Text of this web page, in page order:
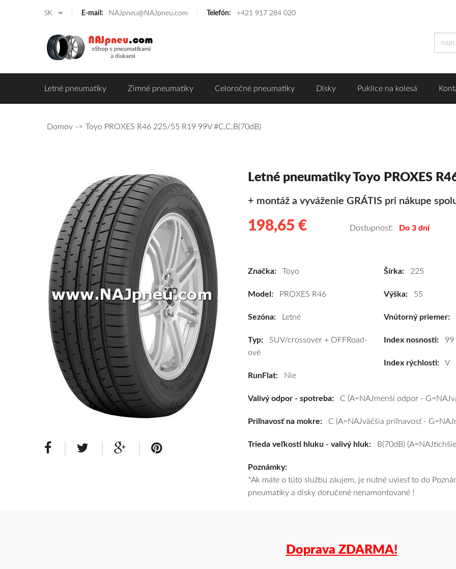
SK E-mail: NAJpneu@NAJpneu.com Telefón: +421 917 284 020
Letné pneumatiky Zimné pneumatiky Celoročné pneumatiky Disky Puklice na kolesá
Domov Toyo PROXES R46 225/55 R19 99V #C,C,B(70dB)
Letné pneumatiky Toyo PROXES
+ montáž a vyváženie GRÁTIS pri nákupe
198,65 €
Toyo
99V
#C,C,B(70dB)
za
a
k
na
Dostupnosť: Do 3 dní
Značka: Toyo
Model: PROXES R46
Sezóna: Letné
Typ: SUV/crossover + OFFRoad-
ové
RunFlat: Nie
Šírka:225
Výška:55
Vnútorný priemer:
Index nosnosti:99
Index rýchlosti:V
Valivý odpor - spotreba: C (A=NAJmenší odpor -
Priľnavosť na mokre: C (A=NAJväčšia priľnavosť -
Trieda veľkosti hluku - valivý hluk: B(70dB)
Poznámky:
*Ak máte o túto službu záujem, je nutné uviesť to do
pneumatiky a disky doručené nenamontované !
Doprava ZDARMA!